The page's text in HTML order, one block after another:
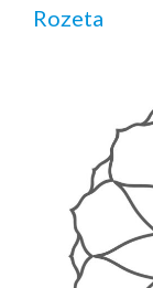
Rozeta